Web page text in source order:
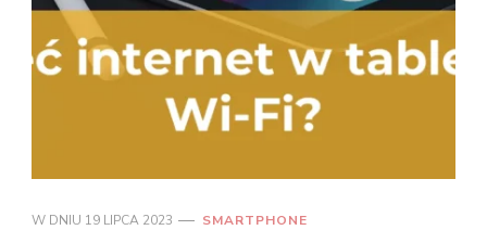
W DNIU 19 LIPCA 2023 SMARTPHONE